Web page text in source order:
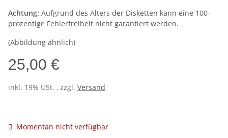
Achtung: Aufgrund des Alters der Disketten kann eine 100-
prozentige Fehlerfreiheit nicht garantiert werden.
(Abbildung ähnlich)
25,00 €
inkl. 19% USt. , zzgl. Versand
Momentan nicht verfügbar